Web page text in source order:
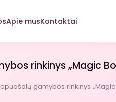
Apie musKontaktai
rinkinys „Magic
gamybos rinkinys „Magic